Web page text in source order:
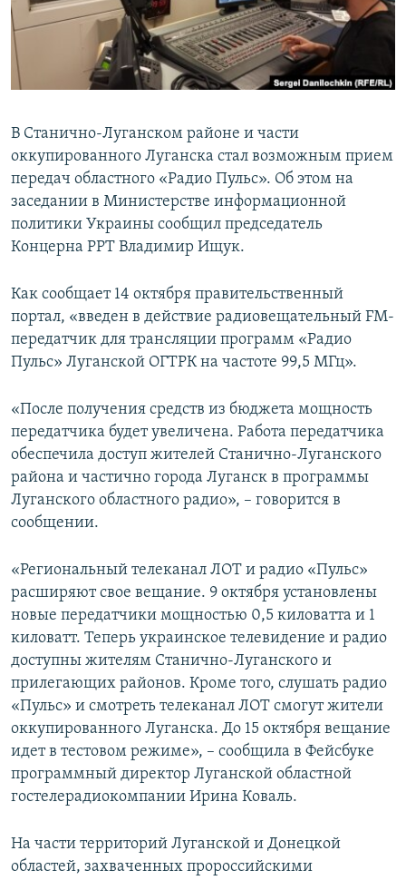
ПОБЕДИТЕЛЕЙ НЕ СУДЯТ?
КРЫМ.НЕПОКОРЕННЫЙ
ПРИСОЕДИНЯЙТЕСЬ!
Все сайты RFE/RL
В Станично-Луганском районе и части
оккупированного Луганска стал возможным прием
передач областного «Радио Пульс». Об этом на
заседании в Министерстве информационной
политики Украины сообщил председатель
Концерна РРТ Владимир Ищук.
Как сообщает 14 октября правительственный
портал, «введен в действие радиовещательный FM-
передатчик для трансляции программ «Радио
Пульс» Луганской ОГТРК на частоте 99,5 МГц».
«После получения средств из бюджета мощность
передатчика будет увеличена. Работа передатчика
обеспечила доступ жителей Станично-Луганского
района и частично города Луганск в программы
Луганского областного радио», – говорится в
сообщении.
«Региональный телеканал ЛОТ и радио «Пульс»
расширяют свое вещание. 9 октября установлены
новые передатчики мощностью 0,5 киловатта и 1
киловатт. Теперь украинское телевидение и радио
доступны жителям Станично-Луганского и
прилегающих районов. Кроме того, слушать радио
«Пульс» и смотреть телеканал ЛОТ смогут жители
оккупированного Луганска. До 15 октября вещание
идет в тестовом режиме», – сообщила в Фейсбуке
программный директор Луганской областной
гостелерадиокомпании Ирина Коваль.
На части территорий Луганской и Донецкой
областей, захваченных пророссийскими